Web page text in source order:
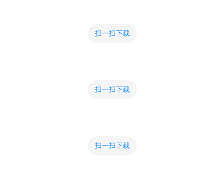
扫一扫下载
扫一扫下载
扫一扫下载